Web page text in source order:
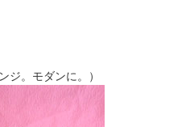
ジ。モダンに。）